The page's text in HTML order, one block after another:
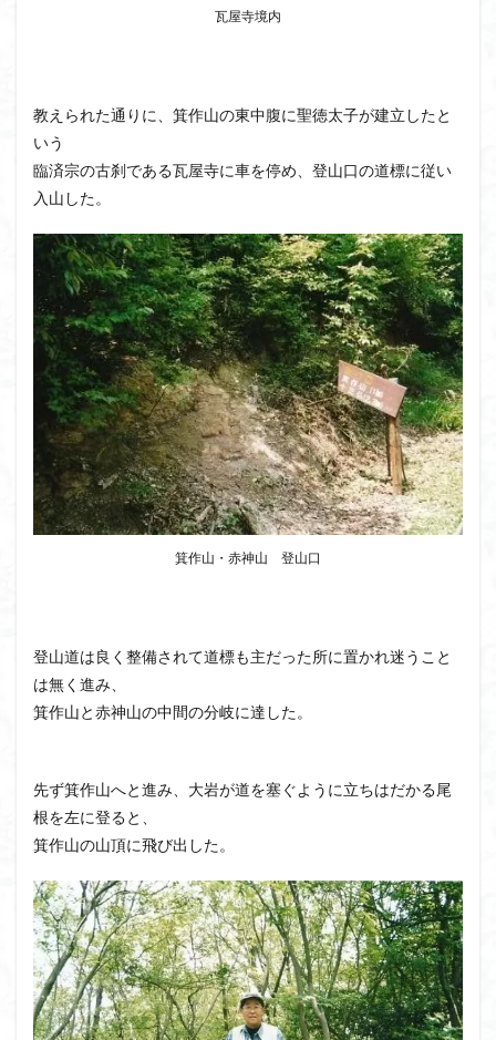
瓦屋寺境内
教えられた通りに、箕作山の東中腹に聖徳太子が建立したと
いう
臨済宗の古刹である瓦屋寺に車を停め、登山口の道標に従い
入山した。
箕作山・赤神山 登山口
登山道は良く整備されて道標も主だった所に置かれ迷うこと
は無く進み、
箕作山と赤神山の中間の分岐に達した。
先ず箕作山へと進み、大岩が道を塞ぐように立ちはだかる尾
根を左に登ると、
箕作山の山頂に飛び出した。
ギンリョウソウ
城山
四津山 四尾連湖 四ノ井神社
噴気
台東区
南アルプス南端
南アルプス 半月山
千葉県
千畳敷カール
千体荒神 十文字小屋
夕張
大仁田山
十二坊 天照皇大神宮
奥秩父
奥武蔵
奥日光 奥多摩 奥吉野
奥利根
奥久慈
奥三河 奈良県 夫神岳
太郎坊山
太田部
太田 天狗山
天然記念物
大峰山脈北部
天栄村
大高取山
大雪山旭岳ロープーウェイ
大野原神社
大谷嶺
大菩薩嶺
大菩薩南部 大草鞋
大楠山
大札山 大指山 大平山
二本木峠
事前準備 久慈山地 丹沢
丸山
中津川市
中央アルプス
両神神社奥社
三角点
三等三角点 三湖
三浦富士
三浦半島最高峰
今別町
伊吹山地
北日高
北区 北八ヶ岳山麓
北伊豆
北アルプス
前日光 前山
利根
初心者向け
初心者 冬桜 冠ヶ岳
兵庫県
八風山
八海山 伊豆
八国山
八十八か所巡り
八ヶ岳